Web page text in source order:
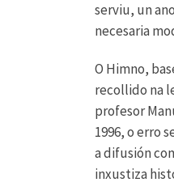
serviu, un
necesaria
O Himno,
recollido na
profesor
1996, o erro
a difusión
inxustiza